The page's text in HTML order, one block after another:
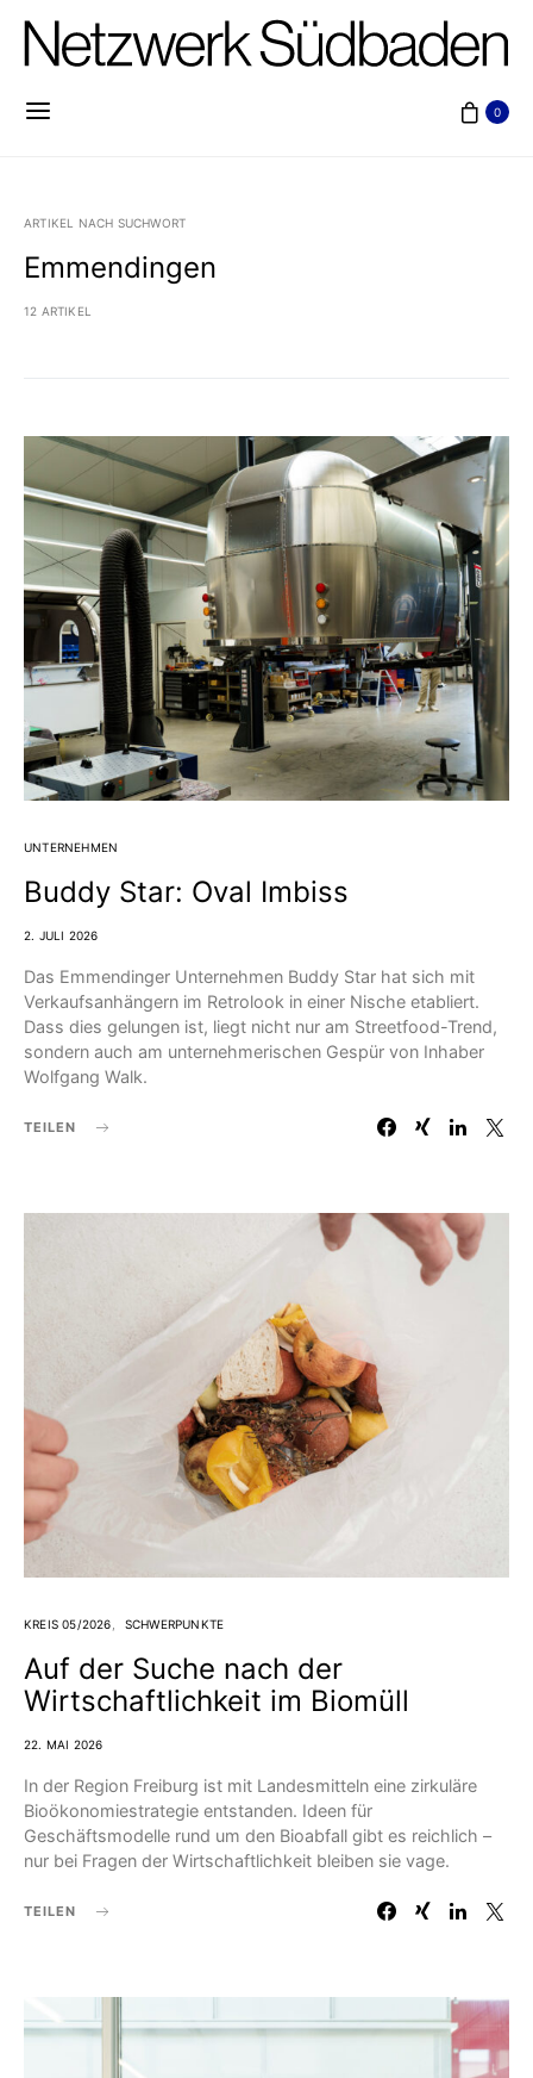
0
ARTIKEL NACH SUCHWORT
Emmendingen
12 ARTIKEL
UNTERNEHMEN
Buddy Star: Oval Imbiss
2. JULI 2026
Das Emmendinger Unternehmen Buddy Star hat sich mit
Verkaufsanhängern im Retrolook in einer Nische etabliert.
Dass dies gelungen ist, liegt nicht nur am Streetfood-Trend,
sondern auch am unternehmerischen Gespür von Inhaber
Wolfgang Walk.
TEILEN
KREIS 05/2026 SCHWERPUNKTE
Auf der Suche nach der
Wirtschaftlichkeit im Biomüll
22. MAI 2026
In der Region Freiburg ist mit Landesmitteln eine zirkuläre
Bio­ökonomiestrategie entstanden. Ideen für
Geschäftsmodelle rund um den Bioabfall gibt es reichlich –
nur bei Fragen der Wirtschaftlichkeit bleiben sie vage.
TEILEN